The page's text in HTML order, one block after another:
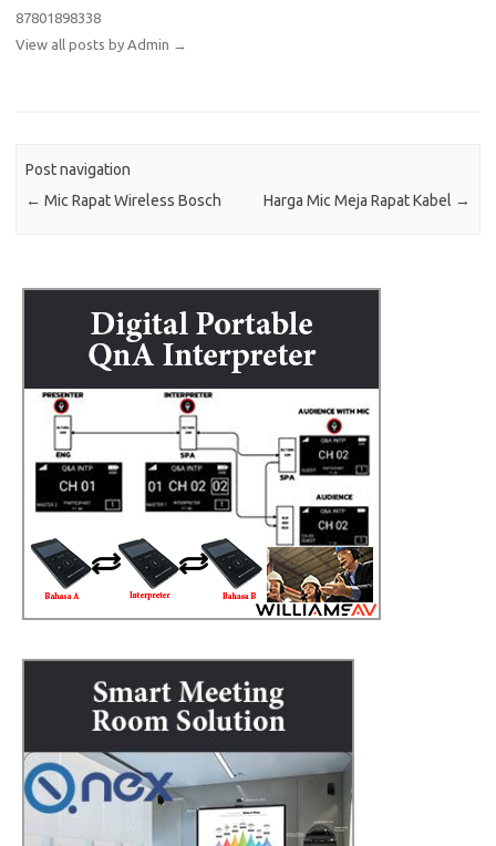
87801898338
View all posts by Admin →
Post navigation
← Mic Rapat Wireless Bosch Harga Mic Meja Rapat Kabel →